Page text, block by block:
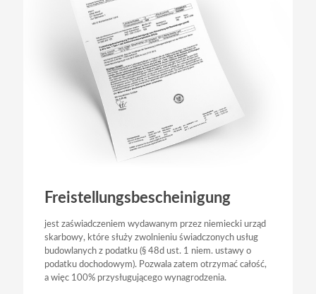
Freistellungsbescheinigung
jest zaświadczeniem wydawanym przez niemiecki urząd
skarbowy, które służy zwolnieniu świadczonych usług
budowlanych z podatku (§ 48d ust. 1 niem. ustawy o
podatku dochodowym). Pozwala zatem otrzymać całość,
a więc 100% przysługującego wynagrodzenia.